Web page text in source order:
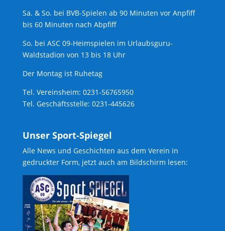
Sa. & So. bei BVB-Spielen ab 90 Minuten vor Anpfiff
bis 60 Minuten nach Abpfiff
So. bei ASC 09-Heimspielen im Urlaubsguru-
Waldstadion von 13 bis 18 Uhr
Der Montag ist Ruhetag
Tel. Vereinsheim: 0231-56765950
Tel. Geschäftsstelle: 0231-445626
Unser Sport-Spiegel
Alle News und Geschichten aus dem Verein in
gedruckter Form, jetzt auch am Bildschirm lesen: